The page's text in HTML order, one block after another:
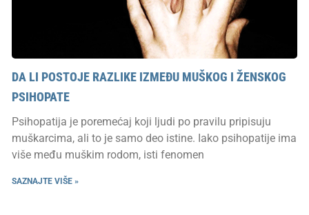
DA LI POSTOJE RAZLIKE IZMEĐU MUŠKOG I ŽENSKOG
PSIHOPATE
Psihopatija je poremećaj koji ljudi po pravilu pripisuju
muškarcima, ali to je samo deo istine. Iako psihopatije ima
više među muškim rodom, isti fenomen
SAZNAJTE VIŠE »